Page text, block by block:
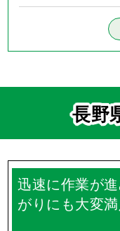
長野
迅速に作業が
がりにも大変満